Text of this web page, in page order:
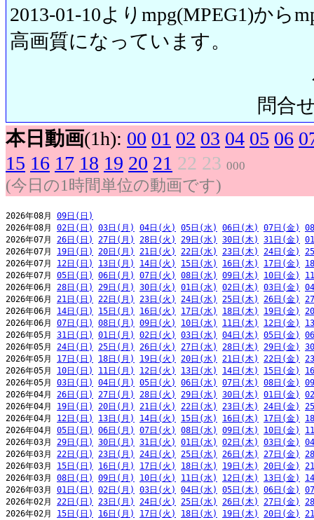
2013-01-10よりmpg(MPEG1)から
高画質になっています。
問合
本日動画(1h): 00 01 02 03 04 05 06
15 16 17 18 19 20 21 22 23 000
(今日の1時間単位の動画です)
2026年08月 09日(日)
2026年08月 02日(日) 03日(月) 04日(火) 05日(水) 06日(木) 07日(金)
2026年07月 26日(日) 27日(月) 28日(火) 29日(水) 30日(木) 31日(金)
2026年07月 19日(日) 20日(月) 21日(火) 22日(水) 23日(木) 24日(金)
2026年07月 12日(日) 13日(月) 14日(火) 15日(水) 16日(木) 17日(金)
2026年07月 05日(日) 06日(月) 07日(火) 08日(水) 09日(木) 10日(金)
2026年06月 28日(日) 29日(月) 30日(火) 01日(水) 02日(木) 03日(金)
2026年06月 21日(日) 22日(月) 23日(火) 24日(水) 25日(木) 26日(金)
2026年06月 14日(日) 15日(月) 16日(火) 17日(水) 18日(木) 19日(金)
2026年06月 07日(日) 08日(月) 09日(火) 10日(水) 11日(木) 12日(金)
2026年05月 31日(日) 01日(月) 02日(火) 03日(水) 04日(木) 05日(金)
2026年05月 24日(日) 25日(月) 26日(火) 27日(水) 28日(木) 29日(金)
2026年05月 17日(日) 18日(月) 19日(火) 20日(水) 21日(木) 22日(金)
2026年05月 10日(日) 11日(月) 12日(火) 13日(水) 14日(木) 15日(金)
2026年05月 03日(日) 04日(月) 05日(火) 06日(水) 07日(木) 08日(金)
2026年04月 26日(日) 27日(月) 28日(火) 29日(水) 30日(木) 01日(金)
2026年04月 19日(日) 20日(月) 21日(火) 22日(水) 23日(木) 24日(金)
2026年04月 12日(日) 13日(月) 14日(火) 15日(水) 16日(木) 17日(金)
2026年04月 05日(日) 06日(月) 07日(火) 08日(水) 09日(木) 10日(金)
2026年03月 29日(日) 30日(月) 31日(火) 01日(水) 02日(木) 03日(金)
2026年03月 22日(日) 23日(月) 24日(火) 25日(水) 26日(木) 27日(金)
2026年03月 15日(日) 16日(月) 17日(火) 18日(水) 19日(木) 20日(金)
2026年03月 08日(日) 09日(月) 10日(火) 11日(水) 12日(木) 13日(金)
2026年03月 01日(日) 02日(月) 03日(火) 04日(水) 05日(木) 06日(金)
2026年02月 22日(日) 23日(月) 24日(火) 25日(水) 26日(木) 27日(金)
2026年02月 15日(日) 16日(月) 17日(火) 18日(水) 19日(木) 20日(金)